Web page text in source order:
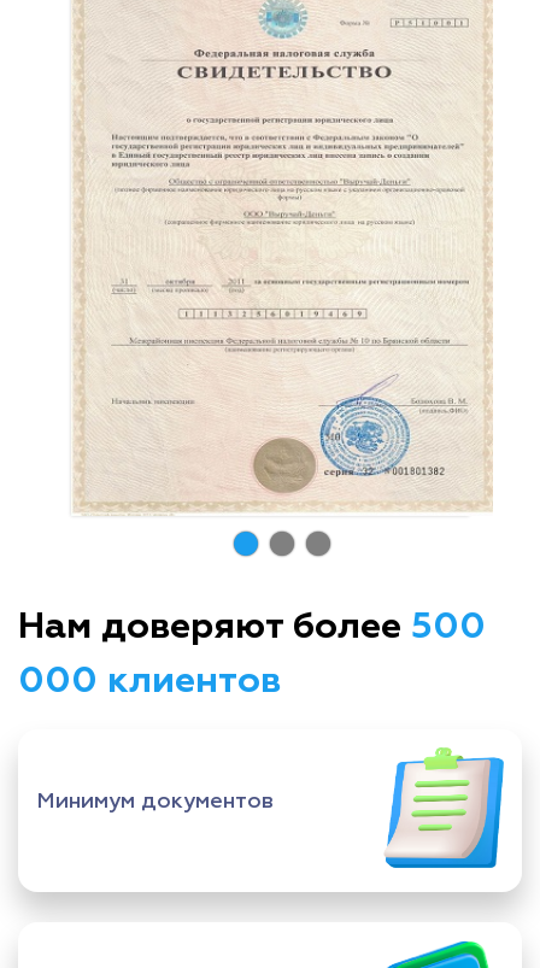
Нам доверяют более 500
000 клиентов
Минимум документов